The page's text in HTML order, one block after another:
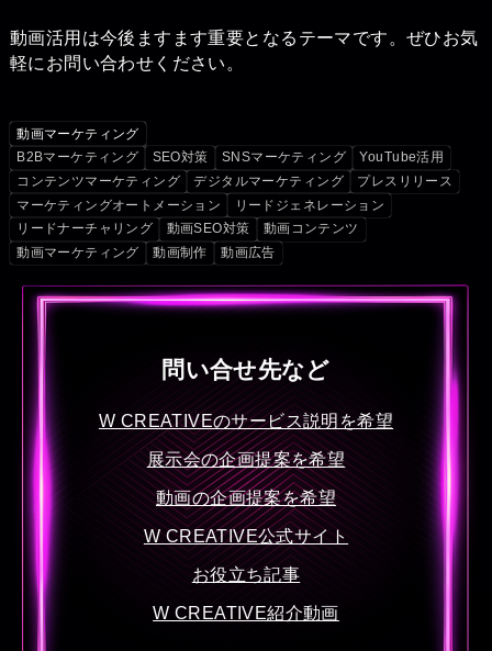
動画活用は今後ますます重要となるテーマです。ぜひお気
軽にお問い合わせください。
動画マーケティング
B2Bマーケティング
SEO対策 SNSマーケティング
YouTube活用
コンテンツマーケティング
デジタルマーケティング
プレスリリース
マーケティングオートメーション
リードジェネレーション
リードナーチャリング
動画SEO対策
動画コンテンツ
動画マーケティング
動画制作 動画広告
問い合せ先など
W CREATIVEのサービス説明を希望
展示会の企画提案を希望
動画の企画提案を希望
W CREATIVE公式サイト
お役立ち記事
W CREATIVE紹介動画